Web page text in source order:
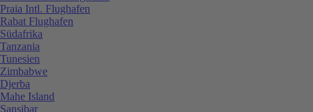
Praia Intl. Flughafen
Rabat Flughafen
Südafrika
Tanzania
Tunesien
Zimbabwe
Djerba
Mahe Island
Sansibar